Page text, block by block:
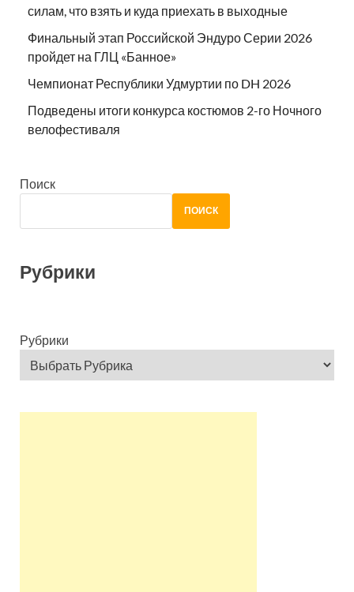
силам, что взять и куда приехать в выходные
Финальный этап Российской Эндуро Серии 2026
пройдет на ГЛЦ «Банное»
Чемпионат Республики Удмуртии по DH 2026
Подведены итоги конкурса костюмов 2-го Ночного
велофестиваля
Поиск
ПОИСК
Рубрики
Рубрики